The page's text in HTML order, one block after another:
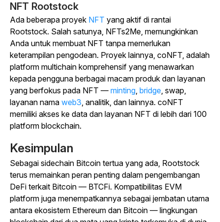
NFT Rootstock
Ada beberapa proyek NFT yang aktif di rantai
Rootstock. Salah satunya, NFTs2Me, memungkinkan
Anda untuk membuat NFT tanpa memerlukan
keterampilan pengodean. Proyek lainnya, coNFT, adalah
platform multichain komprehensif yang menawarkan
kepada pengguna berbagai macam produk dan layanan
yang berfokus pada NFT — minting, bridge, swap,
layanan nama web3, analitik, dan lainnya. coNFT
memiliki akses ke data dan layanan NFT di lebih dari 100
platform blockchain.
Kesimpulan
Sebagai sidechain Bitcoin tertua yang ada, Rootstock
terus memainkan peran penting dalam pengembangan
DeFi terkait Bitcoin — BTCFi. Kompatibilitas EVM
platform juga menempatkannya sebagai jembatan utama
antara ekosistem Ethereum dan Bitcoin — lingkungan